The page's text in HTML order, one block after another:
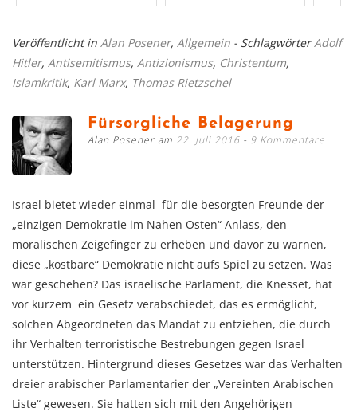
Veröffentlicht in Alan Posener, Allgemein - SchlagwörterAdolf
Hitler, Antisemitismus, Antizionismus, Christentum,
Islamkritik, Karl Marx, Thomas Rietzschel
Fürsorgliche Belagerung
Alan Posener am 22. Juli 2016 9 Kommentare
Israel bietet wieder einmal für die besorgten Freunde der
„einzigen Demokratie im Nahen Osten“ Anlass, den
moralischen Zeigefinger zu erheben und davor zu warnen,
diese „kostbare“ Demokratie nicht aufs Spiel zu setzen. Was
war geschehen? Das israelische Parlament, die Knesset, hat
vor kurzem ein Gesetz verabschiedet, das es ermöglicht,
solchen Abgeordneten das Mandat zu entziehen, die durch
ihr Verhalten terroristische Bestrebungen gegen Israel
unterstützen. Hintergrund dieses Gesetzes war das Verhalten
dreier arabischer Parlamentarier der „Vereinten Arabischen
Liste“ gewesen. Sie hatten sich mit den Angehörigen